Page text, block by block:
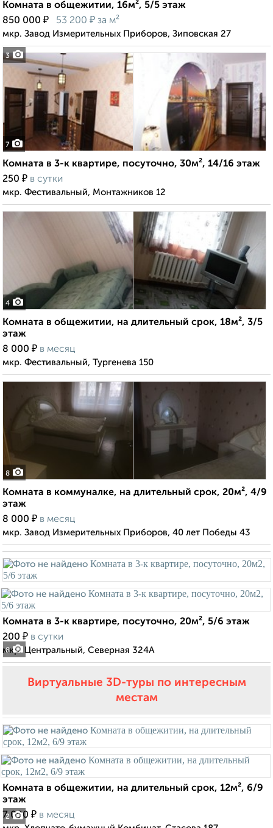
3
Комната в общежитии, 16м², 5/5 этаж
850 000 ₽ 53 200 ₽ за м²
мкр. Завод Измерительных Приборов, Зиповская 27
7
Комната в 3-к квартире, посуточно, 30м², 14/16 этаж
250 ₽ в сутки
мкр. Фестивальный, Монтажников 12
4
Комната в общежитии, на длительный срок, 18м², 3/5
этаж
8 000 ₽ в месяц
мкр. Фестивальный, Тургенева 150
8
Комната в коммуналке, на длительный срок, 20м², 4/9
этаж
8 000 ₽ в месяц
мкр. Завод Измерительных Приборов, 40 лет Победы 43
8
Комната в 3-к квартире, посуточно, 20м², 5/6 этаж
200 ₽ в сутки
мкр. Центральный, Северная 324А
Виртуальные 3D-туры по интересным
местам
2
Комната в общежитии, на длительный срок, 12м², 6/9
этаж
7 000 ₽ в месяц